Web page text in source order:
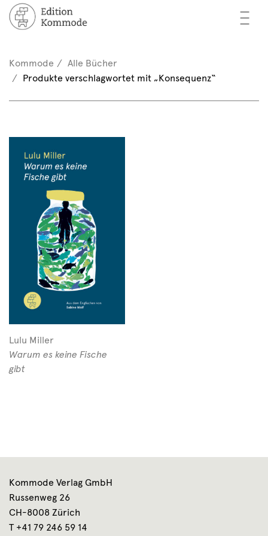
—
—
—
/ Registrieren
(0)
Kommode
Alle Bücher
Produkte verschlagwortet mit „Konsequenz“
Lulu Miller
Warum es keine Fische
gibt
Kommode Verlag GmbH
Russenweg 26
CH-8008 Zürich
T +41 79 246 59 14